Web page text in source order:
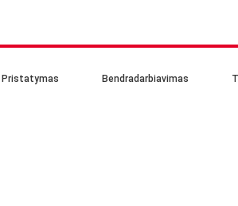
Pristatymas Bendradarbiavimas